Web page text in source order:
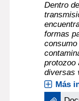
Dentro
formas
protozoo
diversas
Más